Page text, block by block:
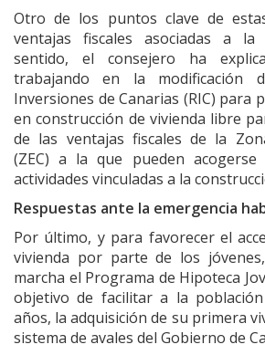
Otro de los puntos clave de
ventajas fiscales asociadas a la
sentido, el consejero ha
trabajando en la modificación
Inversiones de Canarias (RIC) para
en construcción de vivienda libre
de las ventajas fiscales de la
(ZEC) a la que pueden acogerse
actividades vinculadas a la
Respuestas ante la emergencia
Por último, y para favorecer el
vivienda por parte de los
marcha el Programa de Hipoteca
objetivo de facilitar a la
años, la adquisición de su primera
sistema de avales del Gobierno de